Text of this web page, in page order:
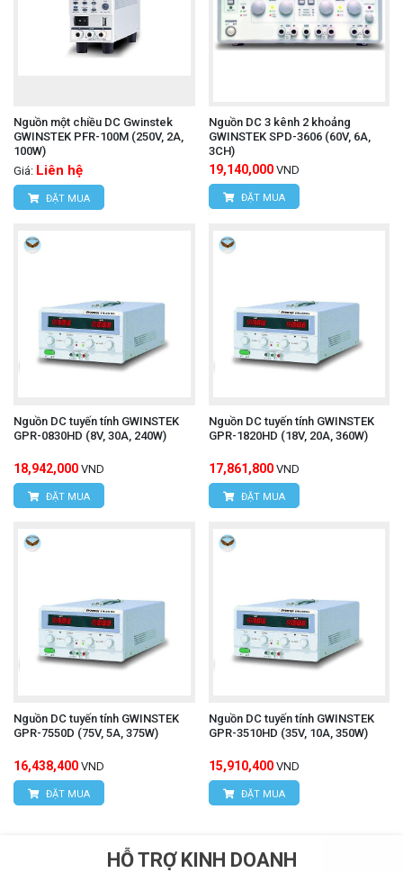
Nguồn một chiều DC Gwinstek
GWINSTEK PFR-100M (250V, 2A,
100W)
Giá: Liên hệ
ĐẶT MUA
Nguồn DC 3 kênh 2 khoảng
GWINSTEK SPD-3606 (60V, 6A,
3CH)
19,140,000 VND
ĐẶT MUA
Nguồn DC tuyến tính GWINSTEK
GPR-0830HD (8V, 30A, 240W)
18,942,000 VND
ĐẶT MUA
Nguồn DC tuyến tính GWINSTEK
GPR-1820HD (18V, 20A, 360W)
17,861,800 VND
ĐẶT MUA
Nguồn DC tuyến tính GWINSTEK
GPR-7550D (75V, 5A, 375W)
16,438,400 VND
ĐẶT MUA
Nguồn DC tuyến tính GWINSTEK
GPR-3510HD (35V, 10A, 350W)
15,910,400 VND
ĐẶT MUA
HỖ TRỢ KINH DOANH